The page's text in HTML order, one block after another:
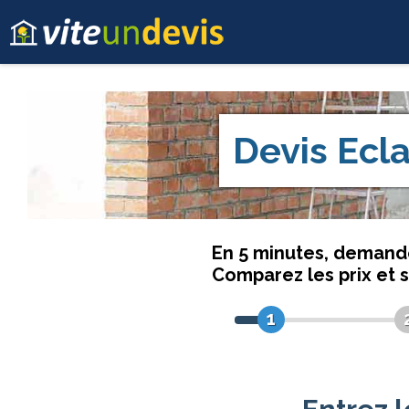
Devis
En 5 minutes,
Comparez les prix et
1